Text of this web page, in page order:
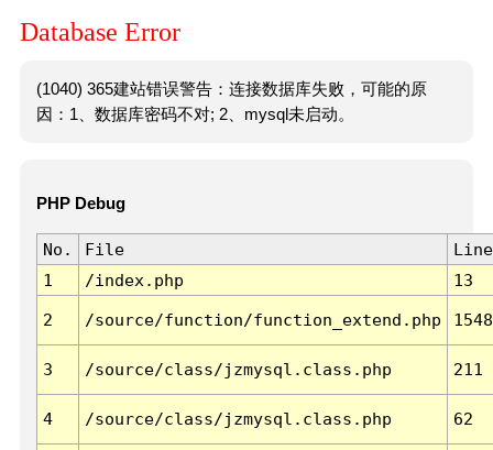
Database Error
(1040) 365建站错误警告：连接数据库失败，可能的原
因：1、数据库密码不对; 2、mysql未启动。
PHP Debug
No. File
Line
1
/index.php 13
2 /source/function/function_extend.php 1548
3 /source/class/jzmysql.class.php 211
4 /source/class/jzmysql.class.php 62